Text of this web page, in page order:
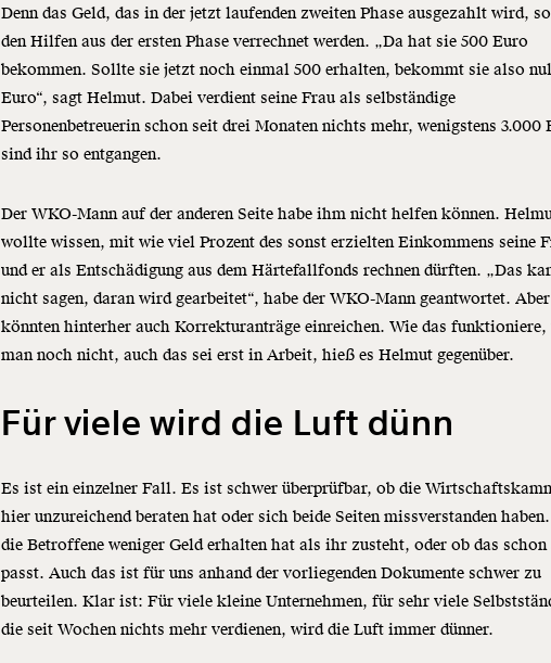
Denn das Geld, das in der jetzt laufenden zweiten Phase ausgezahlt wird,
den Hilfen aus der ersten Phase verrechnet werden. „Da hat sie 500 Euro
bekommen. Sollte sie jetzt noch einmal 500 erhalten, bekommt sie also
Euro“, sagt Helmut. Dabei verdient seine Frau als selbständige
Personenbetreuerin schon seit drei Monaten nichts mehr, wenigstens 3.000
sind ihr so entgangen.
Der WKO-Mann auf der anderen Seite habe ihm nicht helfen können.
wollte wissen, mit wie viel Prozent des sonst erzielten Einkommens seine
und er als Entschädigung aus dem Härtefallfonds rechnen dürften. „Das
nicht sagen, daran wird gearbeitet“, habe der WKO-Mann geantwortet.
könnten hinterher auch Korrekturanträge einreichen. Wie das funktioniere,
man noch nicht, auch das sei erst in Arbeit, hieß es Helmut gegenüber.
Für viele wird die Luft dünn
Es ist ein einzelner Fall. Es ist schwer überprüfbar, ob die
hier unzureichend beraten hat oder sich beide Seiten missverstanden
die Betroffene weniger Geld erhalten hat als ihr zusteht, oder ob das schon
passt. Auch das ist für uns anhand der vorliegenden Dokumente schwer zu
beurteilen. Klar ist: Für viele kleine Unternehmen, für sehr viele
die seit Wochen nichts mehr verdienen, wird die Luft immer dünner.